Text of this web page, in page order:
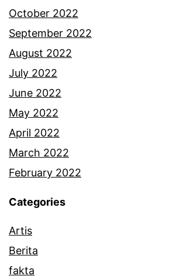
October 2022
September 2022
August 2022
July 2022
June 2022
May 2022
April 2022
March 2022
February 2022
Categories
Artis
Berita
fakta